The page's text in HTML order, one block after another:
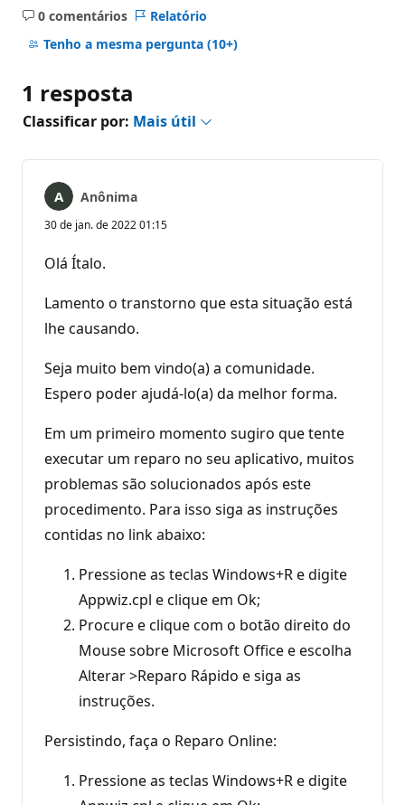
0 comentários
Sem
comentários
Relatório
Tenho a mesma pergunta (10+)
1 resposta
Classificar por: Mais útil
Anônima
30 de jan. de 2022 01:15
Olá Ítalo.
Lamento o transtorno que esta situação está
lhe causando.
Seja muito bem vindo(a) a comunidade.
Espero poder ajudá-lo(a) da melhor forma.
Em um primeiro momento sugiro que tente
executar um reparo no seu aplicativo, muitos
problemas são solucionados após este
procedimento. Para isso siga as instruções
contidas no link abaixo:
Pressione as teclas Windows+R e digite
Appwiz.cpl e clique em Ok;
Procure e clique com o botão direito do
Mouse sobre Microsoft Office e escolha
Alterar >Reparo Rápido e siga as
instruções.
Persistindo, faça o Reparo Online:
Pressione as teclas Windows+R e digite